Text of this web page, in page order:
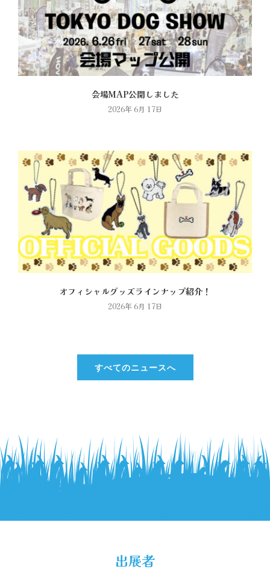
会場MAP公開しました
2026年 6月 17日
オフィシャルグッズラインナップ紹介！
2026年 6月 17日
すべてのニュースへ
出展者